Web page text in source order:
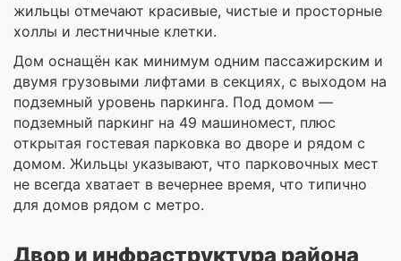
жильцы отмечают красивые, чистые и просторные
холлы и лестничные клетки.
Дом оснащён как минимум одним пассажирским и
двумя грузовыми лифтами в секциях, с выходом на
подземный уровень паркинга. Под домом —
подземный паркинг на 49 машиномест, плюс
открытая гостевая парковка во дворе и рядом с
домом. Жильцы указывают, что парковочных мест
не всегда хватает в вечернее время, что типично
для домов рядом с метро.
Двор и инфраструктура района